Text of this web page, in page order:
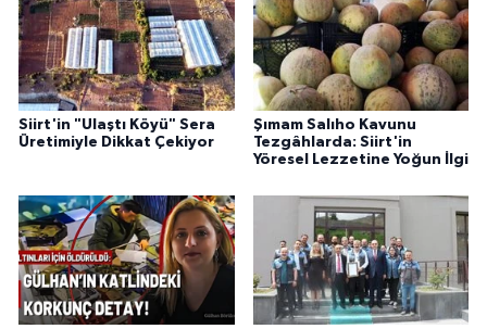
Siirt'in "Ulaştı Köyü" Sera
Üretimiyle Dikkat Çekiyor
Şımam Salıho Kavunu
Tezgâhlarda: Siirt'in
Yöresel Lezzetine Yoğun İlgi